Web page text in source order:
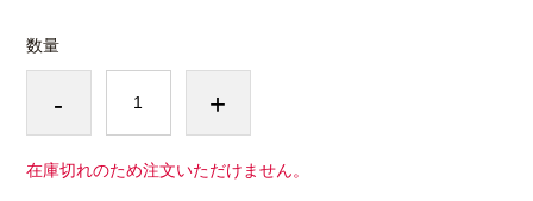
数量
- +
在庫切れのため注文いただけません。